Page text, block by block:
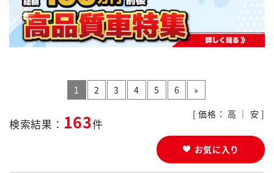
1 2 3 4 5 6 »
検索結果： 163件
[ 価格： 高 ｜ 安 ]
お気に入り